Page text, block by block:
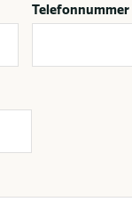
Telefonnummer